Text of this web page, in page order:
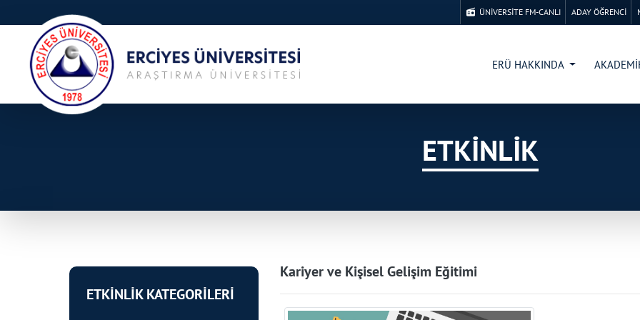
ÜNİVERSİTE FM-CANLI ADAY ÖĞRENCİ
ERÜ HAKKINDA
ETKİNLİK
ETKİNLİK KATEGORİLERİ
Kariyer ve Kişisel Gelişim Eğitimi